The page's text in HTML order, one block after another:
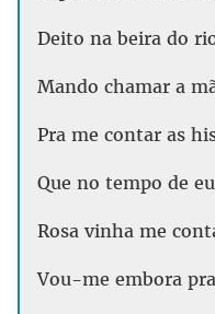
Deito na beira do
Mando chamar a
Pra me contar as
Que no tempo de
Rosa vinha me
Vou-me embora